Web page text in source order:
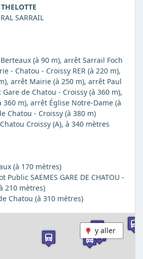
SARRAIL
(à 90 m), arrêt Sarrail Foch
- Chatou - Croissy RER (à 220 m),
arrêt Mairie (à 250 m), arrêt Paul
de Chatou - Croissy (à 360 m),
m), arrêt Église Notre-Dame (à
Chatou - Croissy (à 380 m)
Croissy (A), à 340 mètres
(à 170 mètres)
SAEMES GARE DE CHATOU -
210 mètres)
Chatou (à 310 mètres)
y aller